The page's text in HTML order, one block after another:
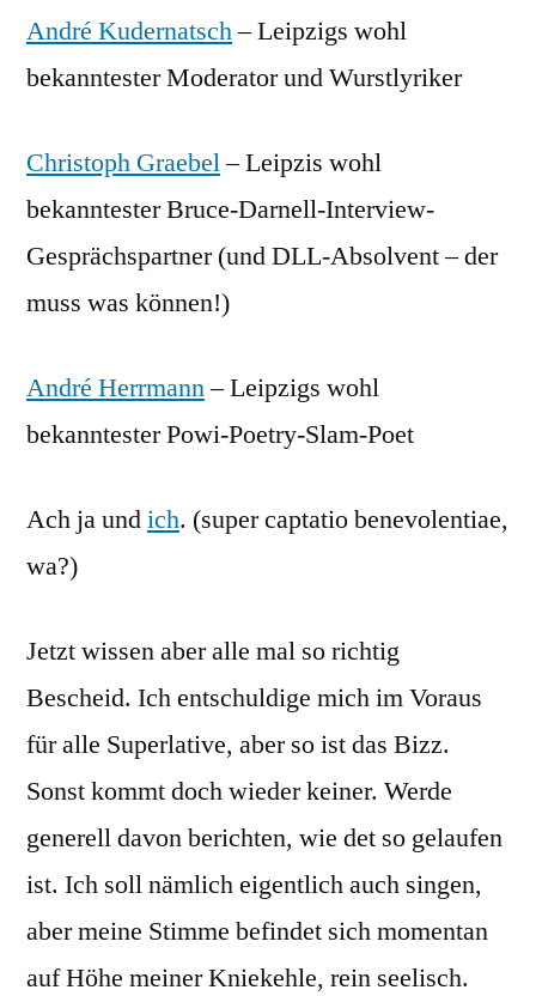
André Kudernatsch– Leipzigs wohl
bekanntester Moderator und Wurstlyriker
Christoph Graebel– Leipzis wohl
bekanntester Bruce-Darnell-Interview-
Gesprächspartner (und DLL-Absolvent – der
muss was können!)
André Herrmann– Leipzigs wohl
bekanntester Powi-Poetry-Slam-Poet
Ach ja undich. (super captatio benevolentiae,
wa?)
Jetzt wissen aber alle mal so richtig
Bescheid. Ich entschuldige mich im Voraus
für alle Superlative, aber so ist das Bizz.
Sonst kommt doch wieder keiner. Werde
generell davon berichten, wie det so gelaufen
ist. Ich soll nämlich eigentlich auch singen,
aber meine Stimme befindet sich momentan
auf Höhe meiner Kniekehle, rein seelisch.